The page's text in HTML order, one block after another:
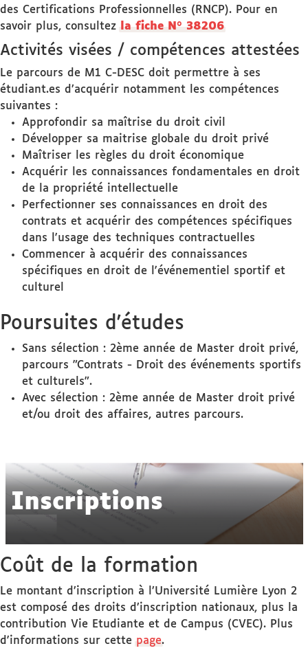
des Certifications Professionnelles (RNCP). Pour en
savoir plus, consultez
la fiche N° 38206
Activités visées / compétences attestées
Le parcours de M1 C-DESC doit permettre à ses
étudiant.es d’acquérir notamment les compétences
suivantes :
Approfondir sa maîtrise du droit civil
Développer sa maitrise globale du droit privé
Maîtriser les règles du droit économique
Acquérir les connaissances fondamentales en droit
de la propriété intellectuelle
Perfectionner ses connaissances en droit des
contrats et acquérir des compétences spécifiques
dans l'usage des techniques contractuelles
Commencer à acquérir des connaissances
spécifiques en droit de l'événementiel sportif et
culturel
Poursuites d'études
Sans sélection : 2ème année de Master droit privé,
parcours "Contrats - Droit des événements sportifs
et culturels".
Avec sélection : 2ème année de Master droit privé
et/ou droit des affaires, autres parcours.
Inscriptions
Coût de la formation
Le montant d’inscription à l’Université Lumière Lyon 2
est composé des droits d’inscription nationaux, plus la
contribution Vie Etudiante et de Campus (CVEC). Plus
d'informations sur cette page.